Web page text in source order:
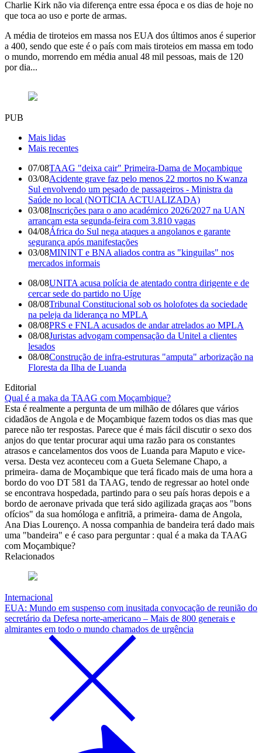
Charlie Kirk não via diferença entre essa época e os dias de hoje no
que toca ao uso e porte de armas.
A média de tiroteios em massa nos EUA dos últimos anos é superior
a 400, sendo que este é o país com mais tiroteios em massa em todo
o mundo, morrendo em média anual 48 mil pessoas, mais de 120
por dia...
PUB
Mais lidas
Mais recentes
07/08TAAG "deixa cair" Primeira-Dama de Moçambique
03/08Acidente grave faz pelo menos 22 mortos no Kwanza
Sul envolvendo um pesado de passageiros - Ministra da
Saúde no local (NOTÍCIA ACTUALIZADA)
03/08Inscrições para o ano académico 2026/2027 na UAN
arrancam esta segunda-feira com 3.810 vagas
04/08África do Sul nega ataques a angolanos e garante
segurança após manifestações
03/08MININT e BNA aliados contra as "kinguilas" nos
mercados informais
08/08UNITA acusa polícia de atentado contra dirigente e de
cercar sede do partido no Uíge
08/08Tribunal Constitucional sob os holofotes da sociedade
na peleja da liderança no MPLA
08/08PRS e FNLA acusados de andar atrelados ao MPLA
08/08Juristas advogam compensação da Unitel a clientes
lesados
08/08Construção de infra-estruturas "amputa" arborização na
Floresta da Ilha de Luanda
Editorial
Qual é a maka da TAAG com Moçambique?
Esta é realmente a pergunta de um milhão de dólares que vários
cidadãos de Angola e de Moçambique fazem todos os dias mas que
parece não ter respostas. Parece que é mais fácil discutir o sexo dos
anjos do que tentar procurar aqui uma razão para os constantes
atrasos e cancelamentos dos voos de Luanda para Maputo e vice-
versa. Desta vez aconteceu com a Gueta Selemane Chapo, a
primeira- dama de Moçambique que terá ficado mais de uma hora a
bordo do voo DT 581 da TAAG, tendo de regressar ao hotel onde
se encontrava hospedada, partindo para o seu país horas depois e a
bordo de aeronave privada que terá sido agilizada graças aos "bons
ofícios" da sua homóloga e anfitriã, a primeira- dama de Angola,
Ana Dias Lourenço. A nossa companhia de bandeira terá dado mais
uma "bandeira" e é caso para perguntar : qual é a maka da TAAG
com Moçambique?
Relacionados
Internacional
EUA: Mundo em suspenso com inusitada convocação de reunião do
secretário da Defesa norte-americano – Mais de 800 generais e
almirantes em todo o mundo chamados de urgência